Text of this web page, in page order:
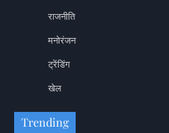
राजनीति
मनोरंजन
ट्रेंडिंग
खेल
Trending